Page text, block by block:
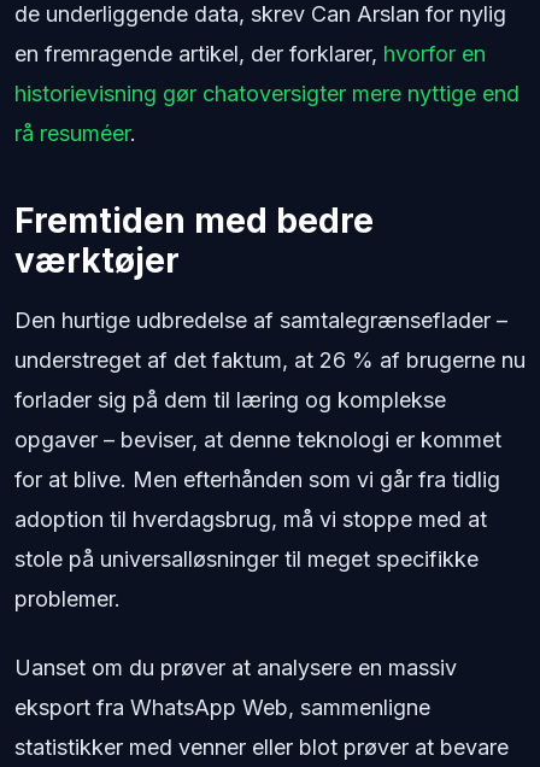
de underliggende data, skrev Can Arslan for nylig
en fremragende artikel, der forklarer, hvorfor en
historievisning gør chatoversigter mere nyttige end
rå resuméer.
Fremtiden med bedre
værktøjer
Den hurtige udbredelse af samtalegrænseflader –
understreget af det faktum, at 26 % af brugerne nu
forlader sig på dem til læring og komplekse
opgaver – beviser, at denne teknologi er kommet
for at blive. Men efterhånden som vi går fra tidlig
adoption til hverdagsbrug, må vi stoppe med at
stole på universalløsninger til meget specifikke
problemer.
Uanset om du prøver at analysere en massiv
eksport fra WhatsApp Web, sammenligne
statistikker med venner eller blot prøver at bevare